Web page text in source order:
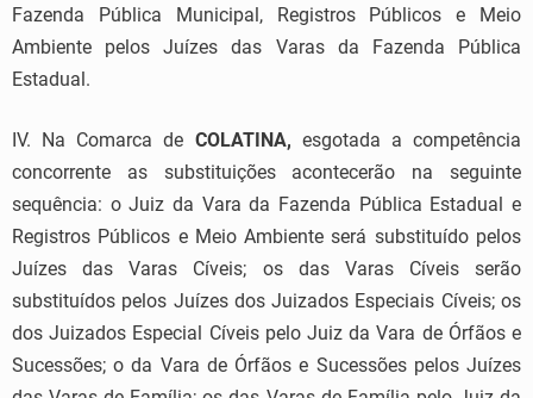
Fazenda Pública Municipal, Registros Públicos e Meio
Ambiente pelos Juízes das Varas da Fazenda Pública
Estadual.
IV. Na Comarca de COLATINA, esgotada a competência
concorrente as substituições acontecerão na seguinte
sequência: o Juiz da Vara da Fazenda Pública Estadual e
Registros Públicos e Meio Ambiente será substituído pelos
Juízes das Varas Cíveis; os das Varas Cíveis serão
substituídos pelos Juízes dos Juizados Especiais Cíveis; os
dos Juizados Especial Cíveis pelo Juiz da Vara de Órfãos e
Sucessões; o da Vara de Órfãos e Sucessões pelos Juízes